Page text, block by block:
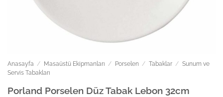
Anasayfa / Masaüstü Ekipmanları / Porselen / Tabaklar / Sunum ve
Servis Tabakları
Porland Porselen Düz Tabak Lebon 32cm